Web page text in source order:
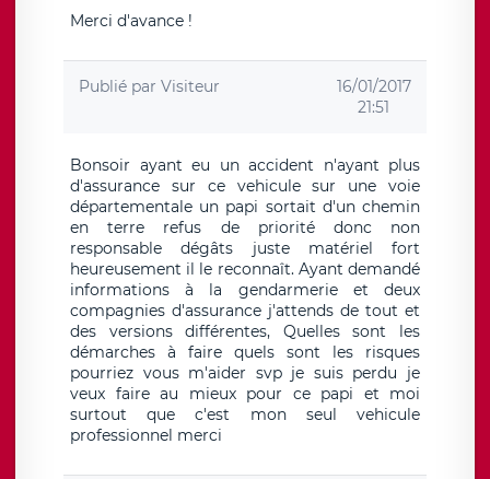
Merci d'avance !
Publié par Visiteur
16/01/2017
21:51
Bonsoir ayant eu un accident n'ayant plus
d'assurance sur ce vehicule sur une voie
départementale un papi sortait d'un chemin
en terre refus de priorité donc non
responsable dégâts juste matériel fort
heureusement il le reconnaît. Ayant demandé
informations à la gendarmerie et deux
compagnies d'assurance j'attends de tout et
des versions différentes, Quelles sont les
démarches à faire quels sont les risques
pourriez vous m'aider svp je suis perdu je
veux faire au mieux pour ce papi et moi
surtout que c'est mon seul vehicule
professionnel merci